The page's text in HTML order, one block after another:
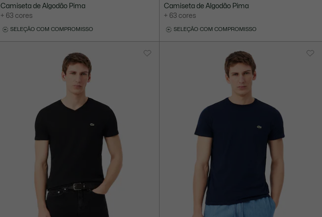
Camiseta de Algodão Pima
+ 63 cores
SELEÇÃO COM COMPROMISSO
Camiseta de Algodão Pima
+ 63 cores
SELEÇÃO COM COMPROMISSO